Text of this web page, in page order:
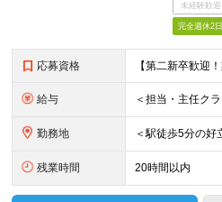
未経験歓迎
完全週休2日
応募資格
給与
勤務地
残業時間 20時間以内